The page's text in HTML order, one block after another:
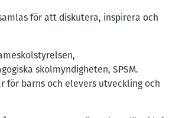
för att diskutera, inspirera och
skolmyndigheten, SPSM.
barns och elevers utveckling och